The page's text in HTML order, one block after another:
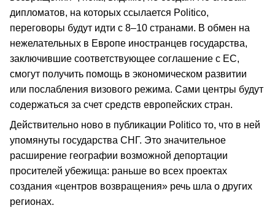
дипломатов, на которых ссылается Politico,
переговоры будут идти с 8–10 странами. В обмен на
нежелательных в Европе иностранцев государства,
заключившие соответствующее соглашение с ЕС,
смогут получить помощь в экономическом развитии
или послабления визового режима. Сами центры будут
содержаться за счет средств европейских стран.
Действительно ново в публикации Politico то, что в ней
упомянуты государства СНГ. Это значительное
расширение географии возможной депортации
просителей убежища: раньше во всех проектах
создания «центров возвращения» речь шла о других
регионах.